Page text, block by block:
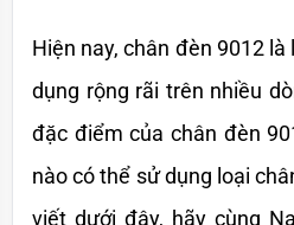
Hiện nay, chân đèn 9012
dụng rộng rãi trên nhiều
đặc điểm của chân đèn
nào có thể sử dụng loại
viết dưới đây, hãy cùng